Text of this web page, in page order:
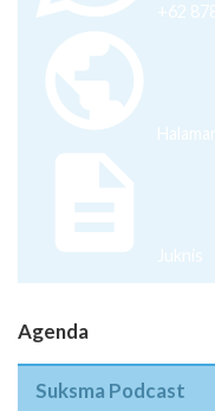
+62
Juknis
Agenda
Suksma Podcast